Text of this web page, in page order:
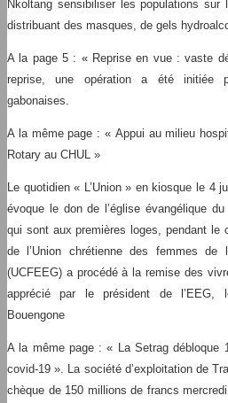
Nkoltang sensibiliser les populations
distribuant des masques, de gels
A la page 5 : « Reprise en vue : vaste
reprise, une opération a été initiée
gabonaises.
A la même page : « Appui au milieu
Rotary au CHUL »
Le quotidien « L’Union » en kiosque le 4
évoque le don de l’église évangélique
qui sont aux premières loges, pendant le
de l’Union chrétienne des femmes de
(UCFEEG) a procédé à la remise des
apprécié par le président de l’EEG,
Bouengone
A la même page : « La Setrag débloque
covid-19 ». La société d’exploitation de
chèque de 150 millions de francs